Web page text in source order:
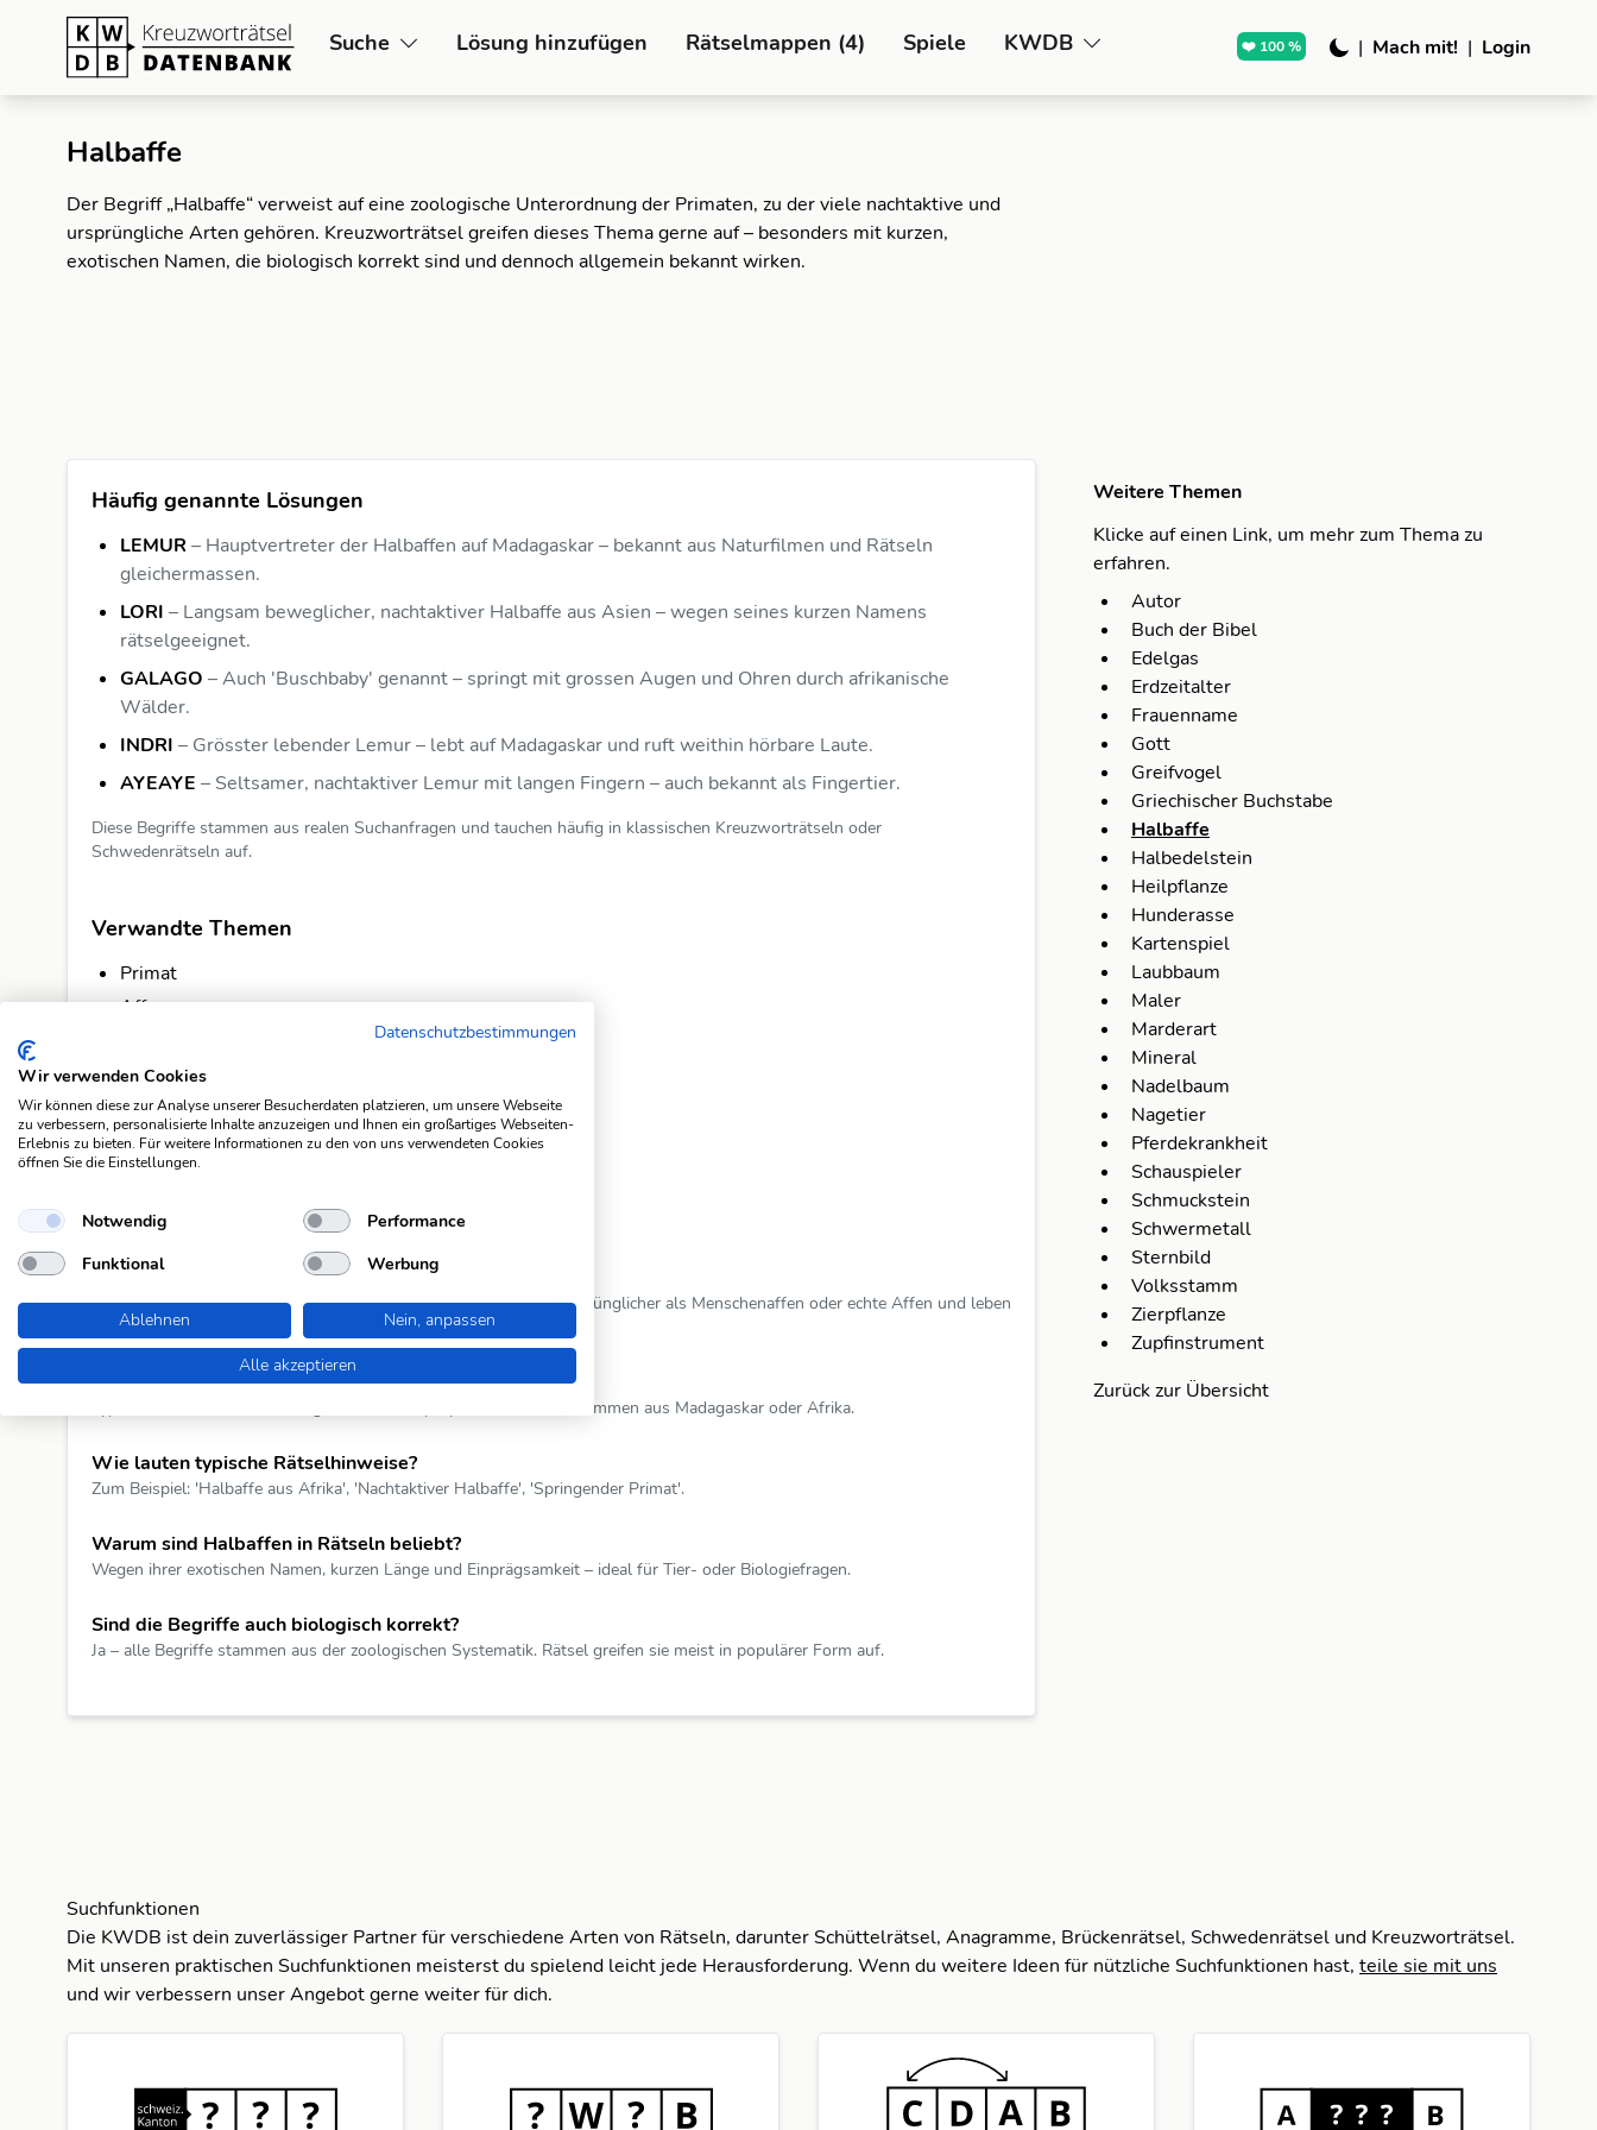
Suche Lösung hinzufügen Rätselmappen (4) Spiele KWDB ❤️ 100 % | Mach mit! | Login
Halbaffe
Der Begriff „Halbaffe“ verweist auf eine zoologische Unterordnung der Primaten, zu der viele nachtaktive und
ursprüngliche Arten gehören. Kreuzworträtsel greifen dieses Thema gerne auf – besonders mit kurzen,
exotischen Namen, die biologisch korrekt sind und dennoch allgemein bekannt wirken.
Häufig genannte Lösungen
LEMUR – Hauptvertreter der Halbaffen auf Madagaskar – bekannt aus Naturfilmen und Rätseln
gleichermassen.
LORI – Langsam beweglicher, nachtaktiver Halbaffe aus Asien – wegen seines kurzen Namens
rätselgeeignet.
GALAGO – Auch 'Buschbaby' genannt – springt mit grossen Augen und Ohren durch afrikanische
Wälder.
INDRI – Grösster lebender Lemur – lebt auf Madagaskar und ruft weithin hörbare Laute.
AYEAYE – Seltsamer, nachtaktiver Lemur mit langen Fingern – auch bekannt als Fingertier.
Diese Begriffe stammen aus realen Suchanfragen und tauchen häufig in klassischen Kreuzworträtseln oder
Schwedenrätseln auf.
Verwandte Themen
Primat
Affe
Alle Lösungen zu „Halbaffe“ anzeigen
Fragen & Antworten
Was genau ist ein Halbaffe?
Halbaffen sind eine Untergruppe der Primaten – sie gelten als ursprünglicher als Menschenaffen oder echte Affen und leben
vor allem auf Madagaskar und in Südostasien.
Welche Halbaffen kommen in Kreuzworträtseln vor?
Typisch sind Lemur, Lori, Galago, Indri und Ayeaye – viele davon stammen aus Madagaskar oder Afrika.
Wie lauten typische Rätselhinweise?
Zum Beispiel: 'Halbaffe aus Afrika', 'Nachtaktiver Halbaffe', 'Springender Primat'.
Warum sind Halbaffen in Rätseln beliebt?
Wegen ihrer exotischen Namen, kurzen Länge und Einprägsamkeit – ideal für Tier- oder Biologiefragen.
Sind die Begriffe auch biologisch korrekt?
Ja – alle Begriffe stammen aus der zoologischen Systematik. Rätsel greifen sie meist in populärer Form auf.
Weitere Themen
Klicke auf einen Link, um mehr zum Thema zu
erfahren.
Autor
Buch der Bibel
Edelgas
Erdzeitalter
Frauenname
Gott
Greifvogel
Griechischer Buchstabe
Halbaffe
Halbedelstein
Heilpflanze
Hunderasse
Kartenspiel
Laubbaum
Maler
Marderart
Mineral
Nadelbaum
Nagetier
Pferdekrankheit
Schauspieler
Schmuckstein
Schwermetall
Sternbild
Volksstamm
Zierpflanze
Zupfinstrument
Zurück zur Übersicht
Suchfunktionen
Die KWDB ist dein zuverlässiger Partner für verschiedene Arten von Rätseln, darunter Schüttelrätsel, Anagramme, Brückenrätsel, Schwedenrätsel und Kreuzworträtsel.
Mit unseren praktischen Suchfunktionen meisterst du spielend leicht jede Herausforderung. Wenn du weitere Ideen für nützliche Suchfunktionen hast, teile sie mit uns
und wir verbessern unser Angebot gerne weiter für dich.
Datenschutzbestimmungen
Wir verwenden Cookies
Wir können diese zur Analyse unserer Besucherdaten platzieren, um unsere Webseite
zu verbessern, personalisierte Inhalte anzuzeigen und Ihnen ein großartiges Webseiten-
Erlebnis zu bieten. Für weitere Informationen zu den von uns verwendeten Cookies
öffnen Sie die Einstellungen.
Notwendig
Performance
Funktional
Werbung
Ablehnen
Nein, anpassen
Alle akzeptieren